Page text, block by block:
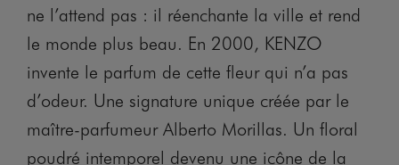
ne l’attend pas : il réenchante la ville et rend
le monde plus beau. En 2000, KENZO
invente le parfum de cette fleur qui n’a pas
d’odeur. Une signature unique créée par le
maître-parfumeur Alberto Morillas. Un floral
poudré intemporel devenu une icône de la